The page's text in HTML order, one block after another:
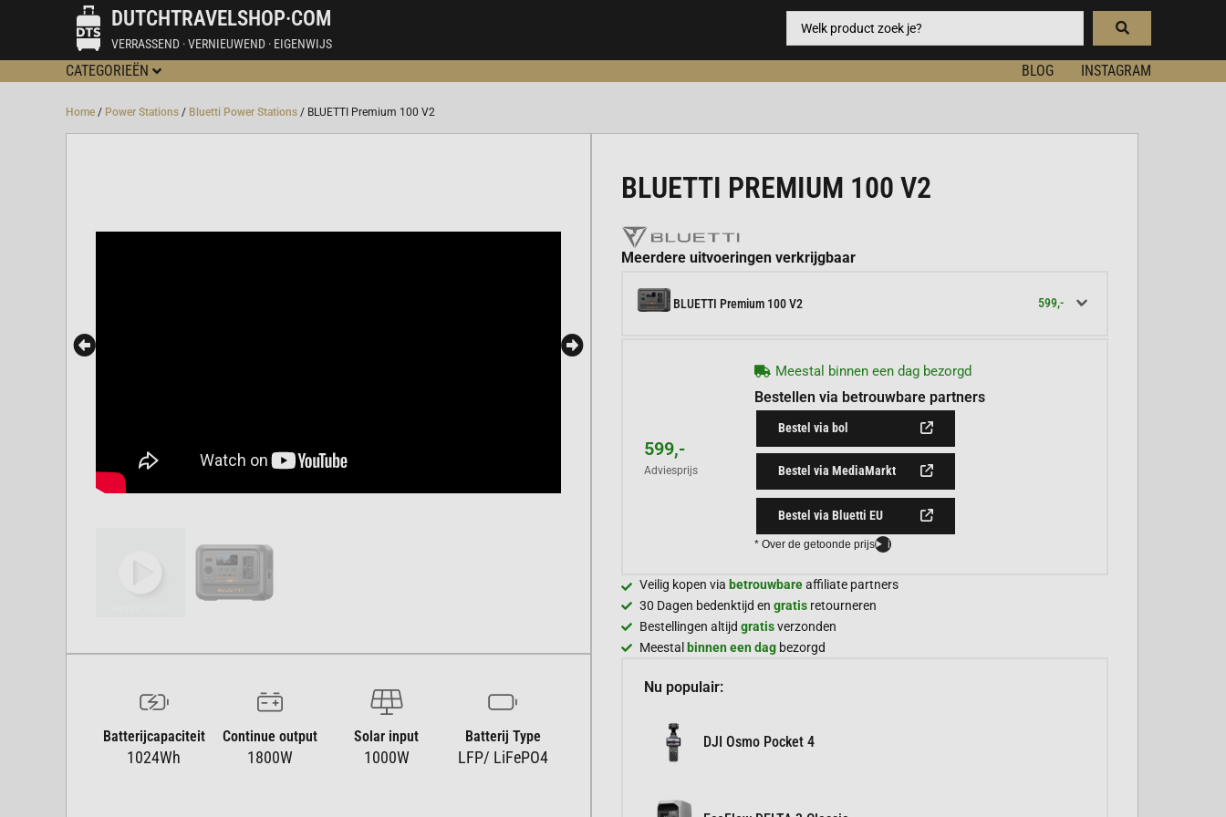
DUTCHTRAVELSHOP·COM
VERRASSEND · VERNIEUWEND · EIGENWIJS
CATEGORIEËN BLOG INSTAGRAM
Home / Power Stations / Bluetti Power Stations / BLUETTI Premium 100 V2
Batterijcapaciteit
1024Wh
Continue output
1800W
Solar input
1000W
Batterij Type
LFP/ LiFePO4
BLUETTI PREMIUM 100 V2
Meerdere uitvoeringen verkrijgbaar
BLUETTI Premium 100 V2 599,-
599,-
Adviesprijs
Meestal binnen een dag bezorgd
Bestellen via betrouwbare partners
Bestel via bol
Bestel via MediaMarkt
Bestel via Bluetti EU
* Over de getoonde prijs i
Veilig kopen via betrouwbareaffiliate partners
30 Dagen bedenktijd en gratis retourneren
Bestellingen altijd gratisverzonden
Meestalbinnen een dag bezorgd
Nu populair:
DJI Osmo Pocket 4